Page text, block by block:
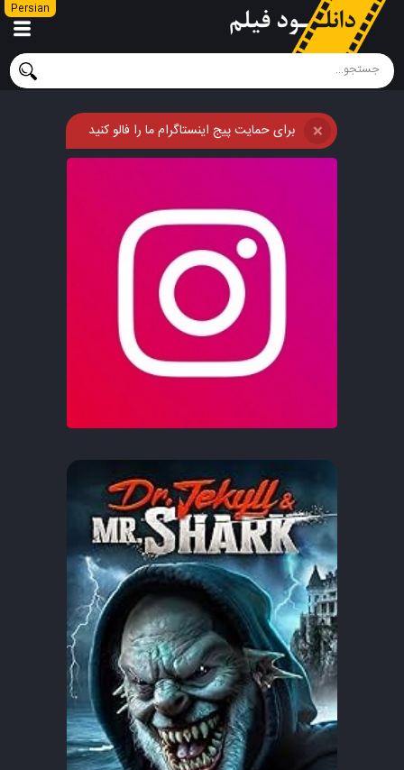
Persian
برای حمایت پیج اینستاگرام ما را فالو کنید ❌